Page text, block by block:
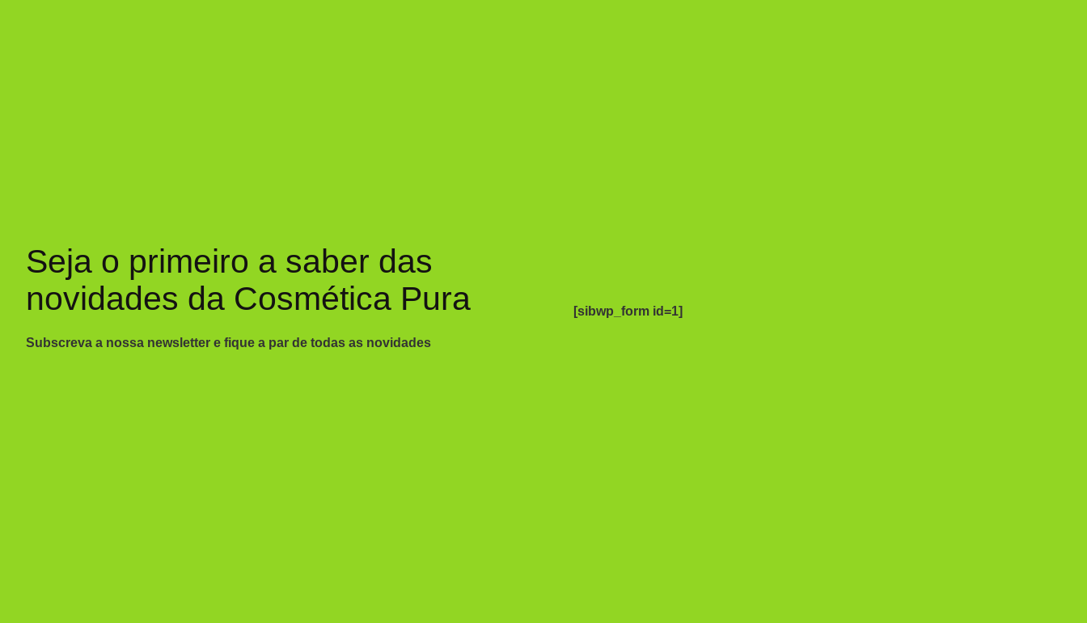
Seja o primeiro a saber das
novidades da Cosmética Pura
Subscreva a nossa newsletter e fique a par de todas as novidades
[sibwp_form id=1]